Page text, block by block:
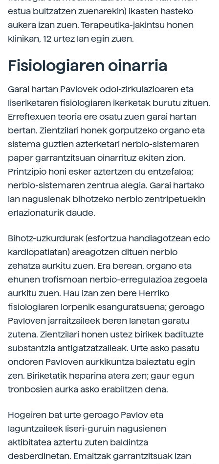
estua bultzatzen zuenarekin) ikasten hasteko
aukera izan zuen. Terapeutika-jakintsu honen
klinikan, 12 urtez lan egin zuen.
Fisiologiaren oinarria
Garai hartan Pavlovek odol-zirkulazioaren eta
liseriketaren fisiologiaren ikerketak burutu zituen.
Erreflexuen teoria ere osatu zuen garai hartan
bertan. Zientzilari honek gorputzeko organo eta
sistema guztien azterketari nerbio-sistemaren
paper garrantzitsuan oinarrituz ekiten zion.
Printzipio honi esker aztertzen du entzefaloa;
nerbio-sistemaren zentrua alegia. Garai hartako
lan nagusienak bihotzeko nerbio zentripetuekin
erlazionaturik daude.
Bihotz-uzkurdurak (esfortzua handiagotzean edo
kardiopatiatan) areagotzen dituen nerbio
zehatza aurkitu zuen. Era berean, organo eta
ehunen trofismoan nerbio-erregulazioa zegoela
aurkitu zuen. Hau izan zen bere Herriko
fisiologiaren lorpenik esanguratsuena; geroago
Pavloven jarraitzaileek beren lanetan garatu
zutena. Zientzilari honen ustez birikek badituzte
substantzia antigatzatzaileak. Urte asko pasatu
ondoren Pavloven aurkikuntza baieztatu egin
zen. Biriketatik heparina atera zen; gaur egun
tronbosien aurka asko erabiltzen dena.
Hogeiren bat urte geroago Pavlov eta
laguntzaileek liseri-guruin nagusienen
aktibitatea aztertu zuten baldintza
desberdinetan. Emaitzak garrantzitsuak izan